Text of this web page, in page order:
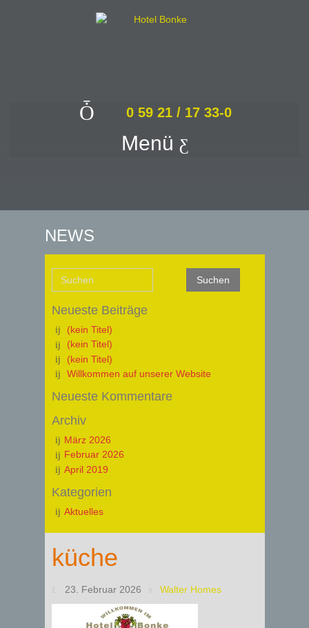
0 59 21 / 17 33-0
Menü
NEWS
Neueste Beiträge
(kein Titel)
(kein Titel)
(kein Titel)
Willkommen auf unserer Website
Neueste Kommentare
Archiv
März 2026
Februar 2026
April 2019
Kategorien
Aktuelles
küche
23. Februar 2026 Walter Homes